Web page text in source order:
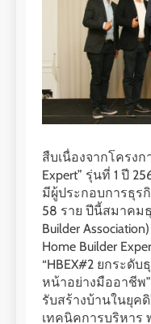
สืบเนื่องจากโครงก
Expert” รุ่นที่ 1 ปี
มีผู้ประกอบการธุร
58 ราย ปีนี้สมาคม
Builder
Home Builder
“HBEX#2 ยกระดั
หน้าอย่างมืออาชีพ
รับสร้างบ้านในยุค
เทคนิคการบริหาร